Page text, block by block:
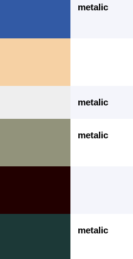
metalic
metalic
metalic
metalic